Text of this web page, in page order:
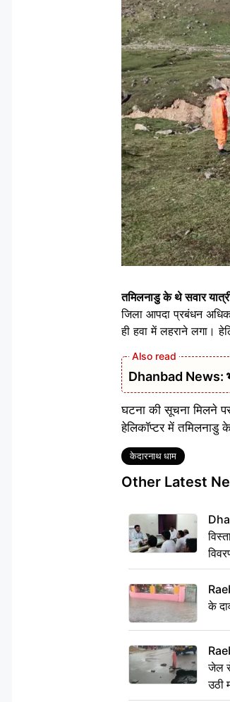
तमिलनाडु के थे सवार
जिला आपदा प्रबंधन
ही हवा में लहराने लगा।
Dhanbad News:
घटना की सूचना मिलने
हेलिकॉप्टर में तमिलनाडु
Tags
केदारनाथ धाम
Other Latest
के
जेल
उठी